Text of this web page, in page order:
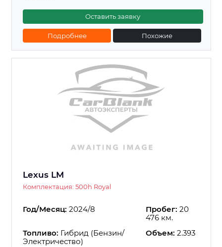
Оставить заявку
Подробнее Похожие
Lexus LM
Комплектация: 500h Royal
Год/Месяц: 2024/8 Пробег: 20
476 км.
Топливо: Гибрид (Бензин/
Электричество)
Объем: 2.393